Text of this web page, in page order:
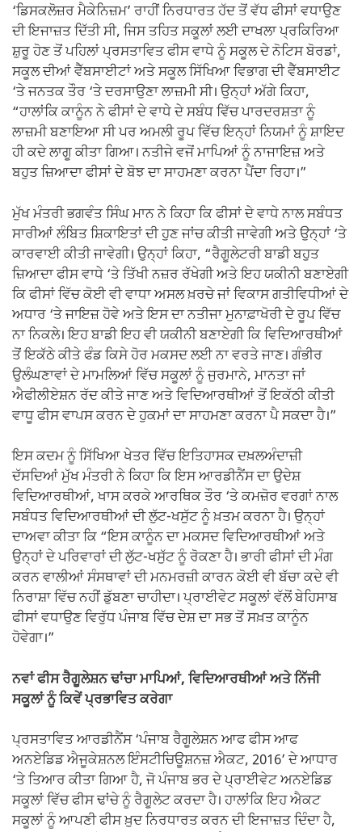
‘ਡਿਸਕਲੋਜ਼ਰ ਮੈਕੇਨਿਜ਼ਮ’ ਰਾਹੀਂ ਨਿਰਧਾਰਤ ਹੱਦ ਤੋਂ ਵੱਧ ਫੀਸਾਂ ਵਧਾਉਣ
ਦੀ ਇਜਾਜ਼ਤ ਦਿੱਤੀ ਸੀ, ਜਿਸ ਤਹਿਤ ਸਕੂਲਾਂ ਲਈ ਦਾਖਲਾ ਪ੍ਰਕਿਰਿਆ
ਸ਼ੁਰੂ ਹੋਣ ਤੋਂ ਪਹਿਲਾਂ ਪ੍ਰਸਤਾਵਿਤ ਫੀਸ ਵਾਧੇ ਨੂੰ ਸਕੂਲ ਦੇ ਨੋਟਿਸ ਬੋਰਡਾਂ,
ਸਕੂਲ ਦੀਆਂ ਵੈੱਬਸਾਈਟਾਂ ਅਤੇ ਸਕੂਲ ਸਿੱਖਿਆ ਵਿਭਾਗ ਦੀ ਵੈੱਬਸਾਈਟ
‘ਤੇ ਜਨਤਕ ਤੌਰ ‘ਤੇ ਦਰਸਾਉਣਾ ਲਾਜ਼ਮੀ ਸੀ। ਉਨ੍ਹਾਂ ਅੱਗੇ ਕਿਹਾ,
“ਹਾਲਾਂਕਿ ਕਾਨੂੰਨ ਨੇ ਫੀਸਾਂ ਦੇ ਵਾਧੇ ਦੇ ਸਬੰਧ ਵਿੱਚ ਪਾਰਦਰਸ਼ਤਾ ਨੂੰ
ਲਾਜ਼ਮੀ ਬਣਾਇਆ ਸੀ ਪਰ ਅਮਲੀ ਰੂਪ ਵਿੱਚ ਇਨ੍ਹਾਂ ਨਿਯਮਾਂ ਨੂੰ ਸ਼ਾਇਦ
ਹੀ ਕਦੇ ਲਾਗੂ ਕੀਤਾ ਗਿਆ। ਨਤੀਜੇ ਵਜੋਂ ਮਾਪਿਆਂ ਨੂੰ ਨਾਜਾਇਜ਼ ਅਤੇ
ਬਹੁਤ ਜ਼ਿਆਦਾ ਫੀਸਾਂ ਦੇ ਬੋਝ ਦਾ ਸਾਹਮਣਾ ਕਰਨਾ ਪੈਂਦਾ ਰਿਹਾ।”
ਮੁੱਖ ਮੰਤਰੀ ਭਗਵੰਤ ਸਿੰਘ ਮਾਨ ਨੇ ਕਿਹਾ ਕਿ ਫੀਸਾਂ ਦੇ ਵਾਧੇ ਨਾਲ ਸਬੰਧਤ
ਸਾਰੀਆਂ ਲੰਬਿਤ ਸ਼ਿਕਾਇਤਾਂ ਦੀ ਹੁਣ ਜਾਂਚ ਕੀਤੀ ਜਾਵੇਗੀ ਅਤੇ ਉਨ੍ਹਾਂ ‘ਤੇ
ਕਾਰਵਾਈ ਕੀਤੀ ਜਾਵੇਗੀ। ਉਨ੍ਹਾਂ ਕਿਹਾ, “ਰੈਗੂਲੇਟਰੀ ਬਾਡੀ ਬਹੁਤ
ਜ਼ਿਆਦਾ ਫੀਸ ਵਾਧੇ ‘ਤੇ ਤਿੱਖੀ ਨਜ਼ਰ ਰੱਖੇਗੀ ਅਤੇ ਇਹ ਯਕੀਨੀ ਬਣਾਏਗੀ
ਕਿ ਫੀਸਾਂ ਵਿੱਚ ਕੋਈ ਵੀ ਵਾਧਾ ਅਸਲ ਖ਼ਰਚੇ ਜਾਂ ਵਿਕਾਸ ਗਤੀਵਿਧੀਆਂ ਦੇ
ਅਧਾਰ ‘ਤੇ ਜਾਇਜ਼ ਹੋਵੇ ਅਤੇ ਇਸ ਦਾ ਨਤੀਜਾ ਮੁਨਾਫ਼ਾਖੋਰੀ ਦੇ ਰੂਪ ਵਿੱਚ
ਨਾ ਨਿਕਲੇ। ਇਹ ਬਾਡੀ ਇਹ ਵੀ ਯਕੀਨੀ ਬਣਾਏਗੀ ਕਿ ਵਿਦਿਆਰਥੀਆਂ
ਤੋਂ ਇਕੱਠੇ ਕੀਤੇ ਫੰਡ ਕਿਸੇ ਹੋਰ ਮਕਸਦ ਲਈ ਨਾ ਵਰਤੇ ਜਾਣ। ਗੰਭੀਰ
ਉਲੰਘਣਾਵਾਂ ਦੇ ਮਾਮਲਿਆਂ ਵਿੱਚ ਸਕੂਲਾਂ ਨੂੰ ਜੁਰਮਾਨੇ, ਮਾਨਤਾ ਜਾਂ
ਐਫੀਲੀਏਸ਼ਨ ਰੱਦ ਕੀਤੇ ਜਾਣ ਅਤੇ ਵਿਦਿਆਰਥੀਆਂ ਤੋਂ ਇਕੱਠੀ ਕੀਤੀ
ਵਾਧੂ ਫੀਸ ਵਾਪਸ ਕਰਨ ਦੇ ਹੁਕਮਾਂ ਦਾ ਸਾਹਮਣਾ ਕਰਨਾ ਪੈ ਸਕਦਾ ਹੈ।”
ਇਸ ਕਦਮ ਨੂੰ ਸਿੱਖਿਆ ਖੇਤਰ ਵਿੱਚ ਇਤਿਹਾਸਕ ਦਖ਼ਲਅੰਦਾਜ਼ੀ
ਦੱਸਦਿਆਂ ਮੁੱਖ ਮੰਤਰੀ ਨੇ ਕਿਹਾ ਕਿ ਇਸ ਆਰਡੀਨੈਂਸ ਦਾ ਉਦੇਸ਼
ਵਿਦਿਆਰਥੀਆਂ, ਖਾਸ ਕਰਕੇ ਆਰਥਿਕ ਤੌਰ ‘ਤੇ ਕਮਜ਼ੋਰ ਵਰਗਾਂ ਨਾਲ
ਸਬੰਧਤ ਵਿਦਿਆਰਥੀਆਂ ਦੀ ਲੁੱਟ-ਖਸੁੱਟ ਨੂੰ ਖ਼ਤਮ ਕਰਨਾ ਹੈ। ਉਨ੍ਹਾਂ
ਦਾਅਵਾ ਕੀਤਾ ਕਿ “ਇਸ ਕਾਨੂੰਨ ਦਾ ਮਕਸਦ ਵਿਦਿਆਰਥੀਆਂ ਅਤੇ
ਉਨ੍ਹਾਂ ਦੇ ਪਰਿਵਾਰਾਂ ਦੀ ਲੁੱਟ-ਖਸੁੱਟ ਨੂੰ ਰੋਕਣਾ ਹੈ। ਭਾਰੀ ਫੀਸਾਂ ਦੀ ਮੰਗ
ਕਰਨ ਵਾਲੀਆਂ ਸੰਸਥਾਵਾਂ ਦੀ ਮਨਮਰਜ਼ੀ ਕਾਰਨ ਕੋਈ ਵੀ ਬੱਚਾ ਕਦੇ ਵੀ
ਨਿਰਾਸ਼ਾ ਵਿੱਚ ਨਹੀਂ ਡੁੱਬਣਾ ਚਾਹੀਦਾ। ਪ੍ਰਾਈਵੇਟ ਸਕੂਲਾਂ ਵੱਲੋਂ ਬੇਹਿਸਾਬ
ਫੀਸਾਂ ਵਧਾਉਣ ਵਿਰੁੱਧ ਪੰਜਾਬ ਵਿੱਚ ਦੇਸ਼ ਦਾ ਸਭ ਤੋਂ ਸਖ਼ਤ ਕਾਨੂੰਨ
ਹੋਵੇਗਾ।”
ਨਵਾਂ ਫੀਸ ਰੈਗੂਲੇਸ਼ਨ ਢਾਂਚਾ ਮਾਪਿਆਂ, ਵਿਦਿਆਰਥੀਆਂ ਅਤੇ ਨਿੱਜੀ
ਸਕੂਲਾਂ ਨੂੰ ਕਿਵੇਂ ਪ੍ਰਭਾਵਿਤ ਕਰੇਗਾ
ਪ੍ਰਸਤਾਵਿਤ ਆਰਡੀਨੈਂਸ ‘ਪੰਜਾਬ ਰੈਗੂਲੇਸ਼ਨ ਆਫ ਫੀਸ ਆਫ
ਅਨਏਡਿਡ ਐਜੂਕੇਸ਼ਨਲ ਇੰਸਟੀਚਿਊਸ਼ਨਜ਼ ਐਕਟ, 2016’ ਦੇ ਆਧਾਰ
‘ਤੇ ਤਿਆਰ ਕੀਤਾ ਗਿਆ ਹੈ, ਜੋ ਪੰਜਾਬ ਭਰ ਦੇ ਪ੍ਰਾਈਵੇਟ ਅਨਏਡਿਡ
ਸਕੂਲਾਂ ਵਿੱਚ ਫੀਸ ਢਾਂਚੇ ਨੂੰ ਰੈਗੂਲੇਟ ਕਰਦਾ ਹੈ। ਹਾਲਾਂਕਿ ਇਹ ਐਕਟ
ਸਕੂਲਾਂ ਨੂੰ ਆਪਣੀ ਫੀਸ ਖ਼ੁਦ ਨਿਰਧਾਰਤ ਕਰਨ ਦੀ ਇਜਾਜ਼ਤ ਦਿੰਦਾ ਹੈ,